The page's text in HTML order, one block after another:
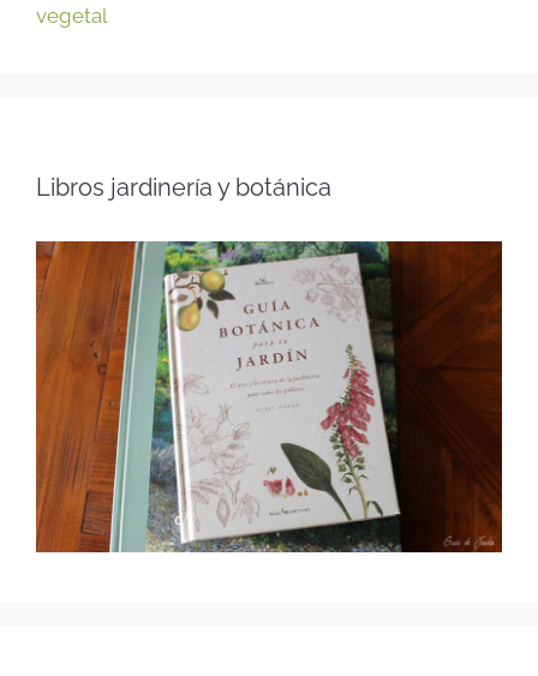
vegetal
Libros jardinería y botánica